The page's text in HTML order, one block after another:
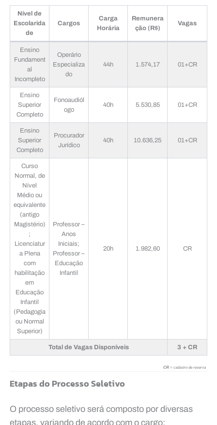
Nível de
Escolarida
de
Cargos
Carga
Horária
Remunera
ção (R$)
Vagas
Ensino
Fundament
al
Incompleto
Operário
Especializa
do
44h 1.574,17 01+CR
Ensino
Superior
Completo
Fonoaudiól
ogo
40h 5.530,85 01+CR
Ensino
Superior
Completo
Procurador
Jurídico
40h 10.636,25 01+CR
Curso
Normal, de
Nível
Médio ou
equivalente
(antigo
Magistério)
;
Licenciatur
a Plena
com
habilitação
em
Educação
Infantil
(Pedagogia
ou Normal
Superior)
Professor –
Anos
Iniciais;
Professor –
Educação
Infantil
20h 1.982,60 CR
Total de Vagas Disponíveis 3 + CR
CR = cadastro de reserva
Etapas do Processo Seletivo
O processo seletivo será composto por diversas
etapas, variando de acordo com o cargo: